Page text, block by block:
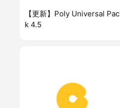
【更新】Poly Universal Pac
k 4.5